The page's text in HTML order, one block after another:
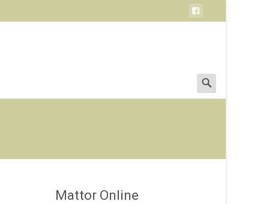
Search
for:
Mattor Online